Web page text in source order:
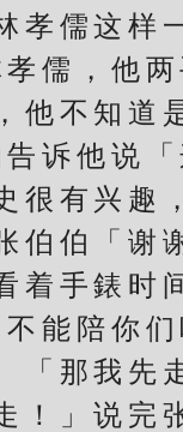
儒这样
儒，他
他不知道
他说「
有兴趣，
伯伯「谢
錶时间
能陪你们
那我先走
」说完张